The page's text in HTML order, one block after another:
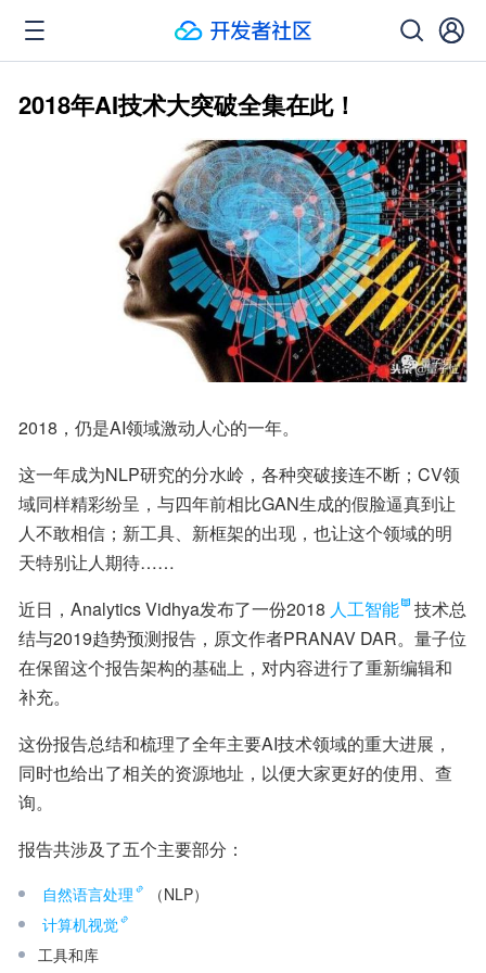
2018年AI技术大突破全集在此！
2018，仍是AI领域激动人心的一年。
这一年成为NLP研究的分水岭，各种突破接连不断；CV领
域同样精彩纷呈，与四年前相比GAN生成的假脸逼真到让
人不敢相信；新工具、新框架的出现，也让这个领域的明
天特别让人期待……
近日，Analytics Vidhya发布了一份2018 人工智能
技术总
结与2019趋势预测报告，原文作者PRANAV DAR。量子位
在保留这个报告架构的基础上，对内容进行了重新编辑和
补充。
这份报告总结和梳理了全年主要AI技术领域的重大进展，
同时也给出了相关的资源地址，以便大家更好的使用、查
询。
报告共涉及了五个主要部分：
自然语言处理
（NLP）
计算机视觉
工具和库